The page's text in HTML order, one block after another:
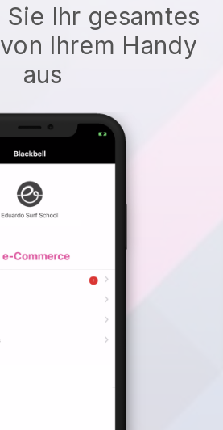
Ihr gesamtes
Ihrem Handy
aus